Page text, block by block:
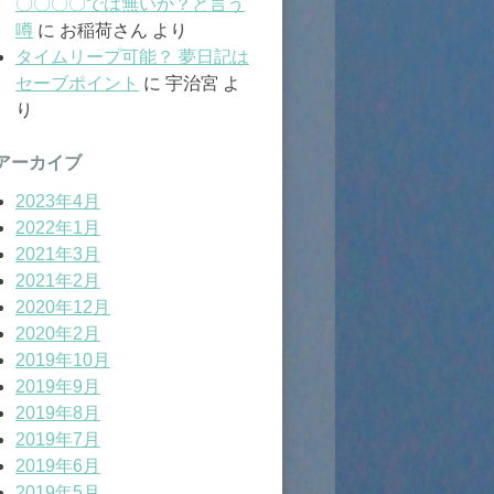
〇〇〇〇では無いか？と言う
噂に お稲荷さん より
タイムリープ可能？ 夢日記は
セーブポイント に 宇治宮 よ
り
ーカイブ
2023年4月
2022年1月
2021年3月
2021年2月
2020年12月
2020年2月
2019年10月
2019年9月
2019年8月
2019年7月
2019年6月